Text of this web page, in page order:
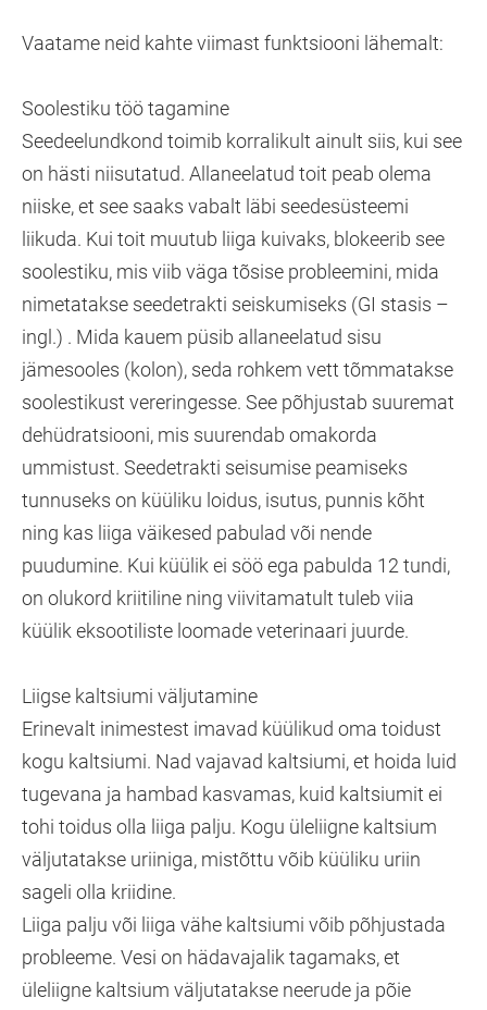
Vaatame neid kahte viimast funktsiooni lähemalt:
Soolestiku töö tagamine
Seedeelundkond toimib korralikult ainult siis, kui see
on hästi niisutatud. Allaneelatud toit peab olema
niiske, et see saaks vabalt läbi seedesüsteemi
liikuda. Kui toit muutub liiga kuivaks, blokeerib see
soolestiku, mis viib väga tõsise probleemini, mida
nimetatakse seedetrakti seiskumiseks (GI stasis –
ingl.) . Mida kauem püsib allaneelatud sisu
jämesooles (kolon), seda rohkem vett tõmmatakse
soolestikust vereringesse. See põhjustab suuremat
dehüdratsiooni, mis suurendab omakorda
ummistust. Seedetrakti seisumise peamiseks
tunnuseks on küüliku loidus, isutus, punnis kõht
ning kas liiga väikesed pabulad või nende
puudumine. Kui küülik ei söö ega pabulda 12 tundi,
on olukord kriitiline ning viivitamatult tuleb viia
küülik eksootiliste loomade veterinaari juurde.
Liigse kaltsiumi väljutamine
Erinevalt inimestest imavad küülikud oma toidust
kogu kaltsiumi. Nad vajavad kaltsiumi, et hoida luid
tugevana ja hambad kasvamas, kuid kaltsiumit ei
tohi toidus olla liiga palju. Kogu üleliigne kaltsium
väljutatakse uriiniga, mistõttu võib küüliku uriin
sageli olla kriidine.
Liiga palju või liiga vähe kaltsiumi võib põhjustada
probleeme. Vesi on hädavajalik tagamaks, et
üleliigne kaltsium väljutatakse neerude ja põie